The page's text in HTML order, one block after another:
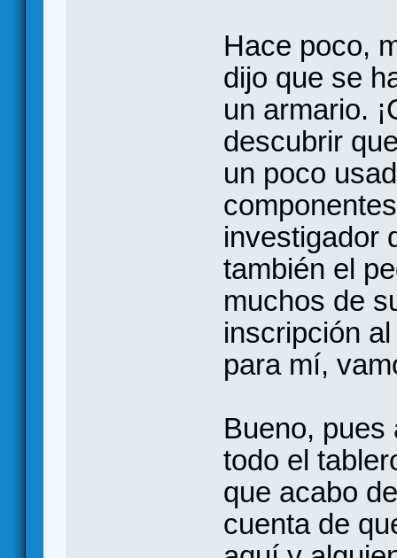
Hace poco,
dijo que se
un armario.
descubrir
un poco
investigador
también el
muchos de
inscripción
para mí,
Bueno, pues
todo el
que acabo
cuenta de